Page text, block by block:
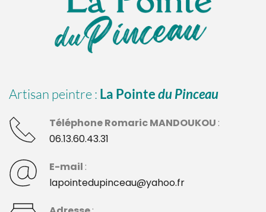
Artisan peintre : La Pointe du Pinceau
Téléphone Romaric MANDOUKOU :
06.13.60.43.31
E-mail :
lapointedupinceau@yahoo.fr